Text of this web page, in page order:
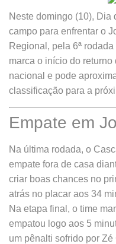
Neste domingo (10), Dia
campo para enfrentar o
Regional, pela 6ª
marca o início do
nacional e pode
classificação para a
Empate em
Na última rodada, o
empate fora de casa
criar boas chances no
atrás no placar aos 34
Na etapa final, o time
empatou logo aos 5
um pênalti sofrido por